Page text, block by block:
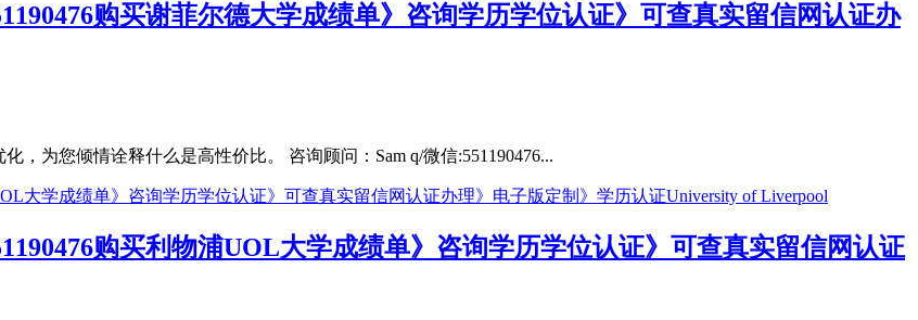
购买谢菲尔德大学成绩单》咨询学历学位认证》可查真实留信网认证办
为您倾情诠释什么是高性价比。 咨询顾问：Sam q/微信:551190476...
购买利物浦UOL大学成绩单》咨询学历学位认证》可查真实留信网认证